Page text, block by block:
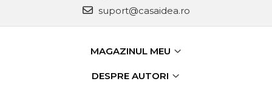
Pistol Spuma Poliuretanica
suport@casaidea.ro
MAGAZINUL MEU
DESPRE AUTORI